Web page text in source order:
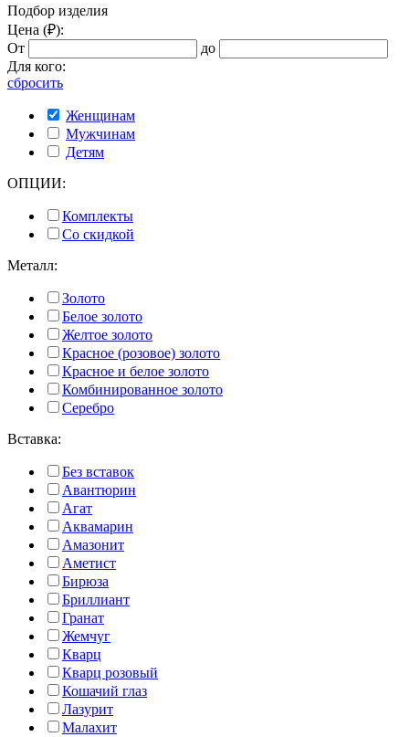
Подбор изделия
Цена (₽):
От
до
Для кого:
сбросить
Женщинам
Мужчинам
Детям
ОПЦИИ:
Комплекты
Со скидкой
Металл:
Золото
Белое золото
Желтое золото
Красное (розовое) золото
Красное и белое золото
Комбинированное золото
Серебро
Вставка:
Без вставок
Авантюрин
Агат
Аквамарин
Амазонит
Аметист
Бирюза
Бриллиант
Гранат
Жемчуг
Кварц
Кварц розовый
Кошачий глаз
Лазурит
Малахит